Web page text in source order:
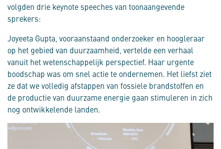
volgden drie keynote speeches van toonaangevende
sprekers:
Joyeeta Gupta, vooraanstaand onderzoeker en hoogleraar
op het gebied van duurzaamheid, vertelde een verhaal
vanuit het wetenschappelijk perspectief. Haar urgente
boodschap was om snel actie te ondernemen. Het liefst ziet
ze dat we volledig afstappen van fossiele brandstoffen en
de productie van duurzame energie gaan stimuleren in zich
nog ontwikkelende landen.